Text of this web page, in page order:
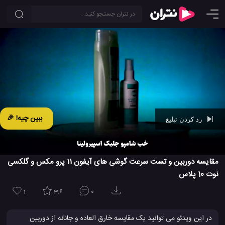
ببین چیه! 🎉
مقایسه دوربین و تست سرعت گوشی های آیفون 11 پرو مکس و گلکسی
نوت 10 پلاس
1 3.6 0
در این ویدئو می توانید یک مقایسه خارق العاده و جانانه از دوربین